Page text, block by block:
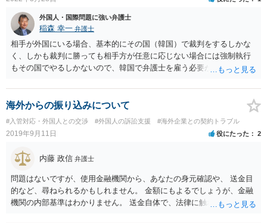
もしたほうがいいと思います
外国人・国際問題に強い弁護士
稲森 幸一 弁護士
相手が外国にいる場合、基本的にその国（韓国）で裁判をするしかな
く、しかも裁判に勝っても相手方が任意に応じない場合には強制執行
もその国でやるしかないので、韓国で弁護士を雇う必要が出てきそう
できないのでしょうか。 そちらのほうが早い気がします。
海外からの振り込みについて
#入管対応・外国人との交渉 #外国人の訴訟支援 #海外企業との契約トラブル
2019年9月11日 役にたった 2
内藤 政信 弁護士
問題はないですが、使用金融機関から、あなたの身元確認や、 送金目
的など、尋ねられるかもしれません。 金額にもよるでしょうが、金融
機関の内部基準はわかりません。 送金自体で、法律に触れたり、逮捕